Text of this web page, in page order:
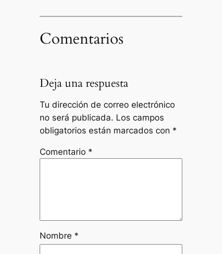
Comentarios
Deja una respuesta
Tu dirección de correo electrónico
no será publicada. Los campos
obligatorios están marcados con *
Comentario *
Nombre *